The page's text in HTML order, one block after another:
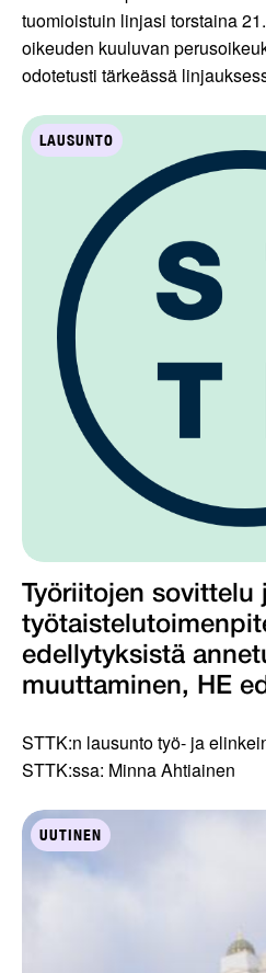
tuomioistuin linjasi torstaina
oikeuden kuuluvan
odotetusti tärkeässä
LAUSUNTO
Työriitojen sovittelu
edellytyksistä
muuttaminen, HE
STTK:n lausunto työ- ja
STTK:ssa: Minna Ahtiainen
UUTINEN